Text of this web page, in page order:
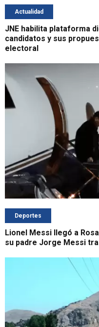
Actualidad
JNE habilita plataforma
candidatos y sus
electoral
Deportes
Lionel Messi llegó a
su padre Jorge Messi